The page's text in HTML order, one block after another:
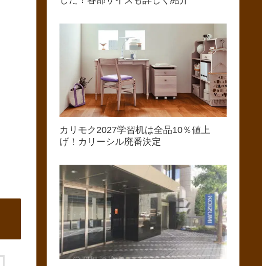
カリモク2027学習机は全品10％値上
げ！カリーシル廃番決定